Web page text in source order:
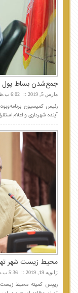
جمع‌شدن بساط پول
مارس 5, 2019 6:02 ب.ظ
رئیس کمیسیون
آینده شهرداری و اعلام
محیط زیست شهر
ژانویه 19, 2019 5:36 ب.ظ
رییس کمیته محیط زیست